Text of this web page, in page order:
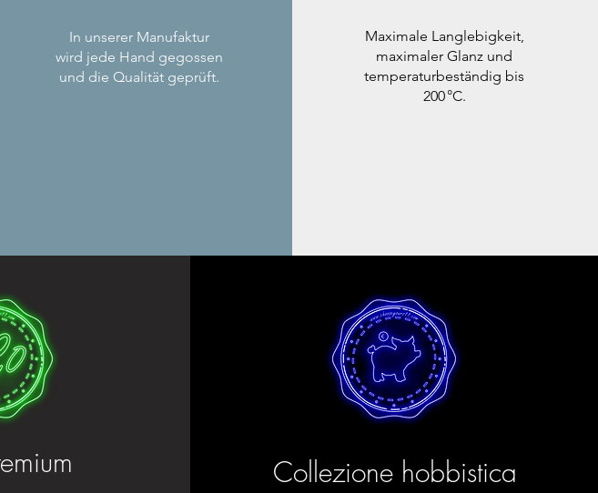
In unserer Manufaktur
wird jede Hand gegossen
und die Qualität geprüft.
Maximale Langlebigkeit,
maximaler Glanz und
temperaturbeständig bis
200 °C.
Collezione hobbistica